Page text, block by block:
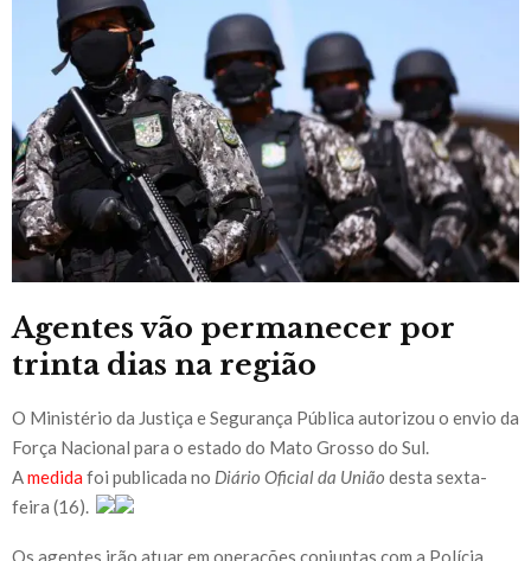
Agentes vão permanecer por
trinta dias na região
O Ministério da Justiça e Segurança Pública autorizou o envio da
Força Nacional para o estado do Mato Grosso do Sul.
Amedida foi publicada no Diário Oficial da União desta sexta-
feira (16).
Os agentes irão atuar em operações conjuntas com a Polícia